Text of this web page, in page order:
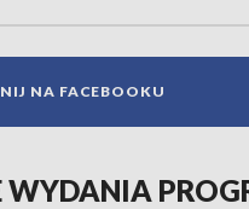
NA FACEBOOKU
WYDANIA